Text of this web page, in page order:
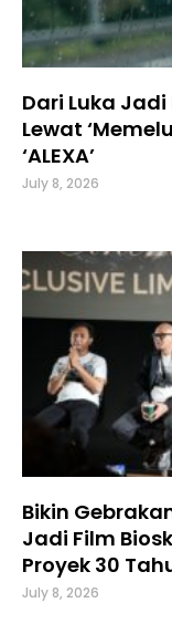
Dari Luka
Lewat
‘ALEXA’
July 8, 2026
Bikin
Jadi Film
Proyek 30
July 8, 2026